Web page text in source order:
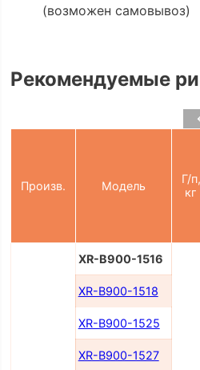
(возможен самовывоз)
Рекомендуемые
Произв. Модель
Г/п,
кг
XR-B900-1516
XR-B900-1518
XR-B900-1525
XR-B900-1527